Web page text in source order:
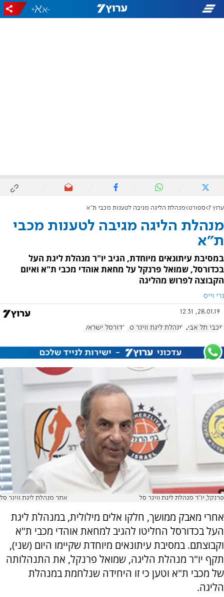
-
+
ערוץ 7 ספורט מנהלת הליגה מגיבה לטענות מכבי ת"א
מנהלת הליגה מגיבה לטענות מכבי
ת"א
במסיבת עיתונאים מיוחדת, הגיב יו"ר מנהלת ליגת העל
בכדורסל, שמואל פרנקל על מחאת אוהדי מכבי ת"א ואיום
הקבוצה לפרוש מהליגה
נרי וייס
28.01.19, 12:31
מכבי תל אביב מנהלת ליגת ווינר סל כדורסל ישראלי
פרנקל, יו"ר מנהלת ליגת ווינר סל אתר מנהלת ליגת ווינר סל
אחרי מאבק ממושך, חלקו אלים מילולית, במנהלת ליגת
העל בכדורסל החליטו להגיב למחאת אוהדי מכבי ת"א
וקבוצתם. במסיבת עיתונאים מיוחדת שקיימו היום (שני),
תקף יו"ר מנהלת הליגה, שמואל פרנקל, את התנהלותה
של מכבי ת"א וטען כי זו היחידה שנלחמת במנהלת
הליגה.